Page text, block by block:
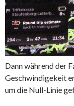
Dann während der
Geschwindigekeit
um die Null-Linie